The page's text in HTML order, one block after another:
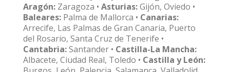
Aragón: Zaragoza • Asturias:Gijón, Oviedo •
Baleares: Palma de Mallorca • Canarias:
Arrecife, Las Palmas de Gran Canaria, Puerto
del Rosario, Santa Cruz de Tenerife •
Cantabria:Santander • Castilla-La Mancha:
Albacete, Ciudad Real, Toledo • Castilla y León: